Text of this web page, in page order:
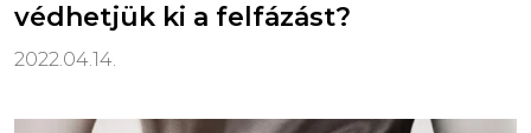
védhetjük ki a felfázást?
2022.04.14.